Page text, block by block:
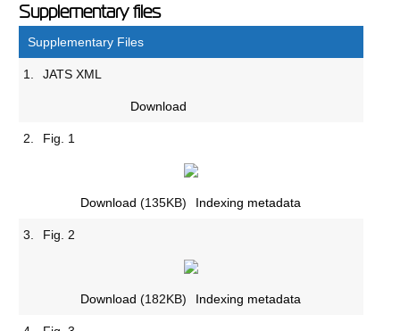
Supplementary files
Supplementary Files
1. JATS XML
Download
2. Fig. 1
Download (135KB) Indexing metadata
3. Fig. 2
Download (182KB) Indexing metadata